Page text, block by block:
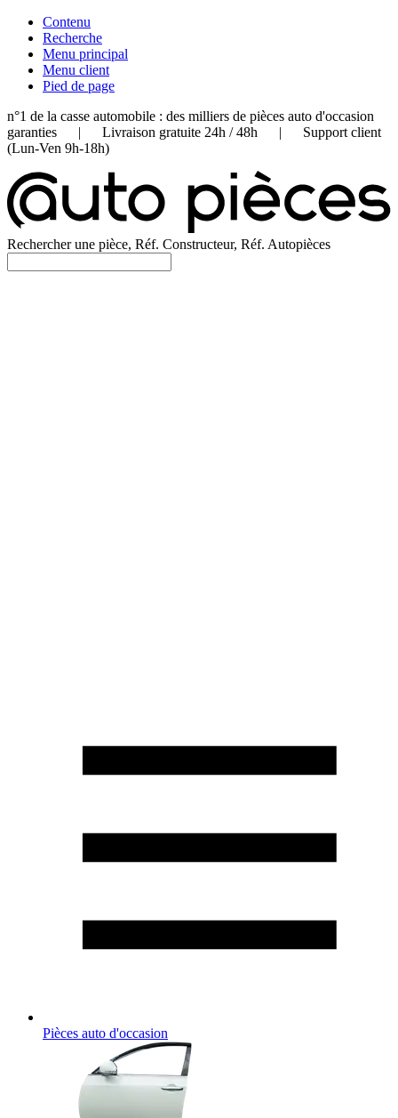
Contenu
Recherche
Menu principal
Menu client
Pied de page
n°1 de la casse automobile : des milliers de pièces auto d'occasion
garanties | Livraison gratuite 24h / 48h | Support client
(Lun-Ven 9h-18h)
Rechercher une pièce, Réf. Constructeur, Réf. Autopièces
Pièces auto d'occasion